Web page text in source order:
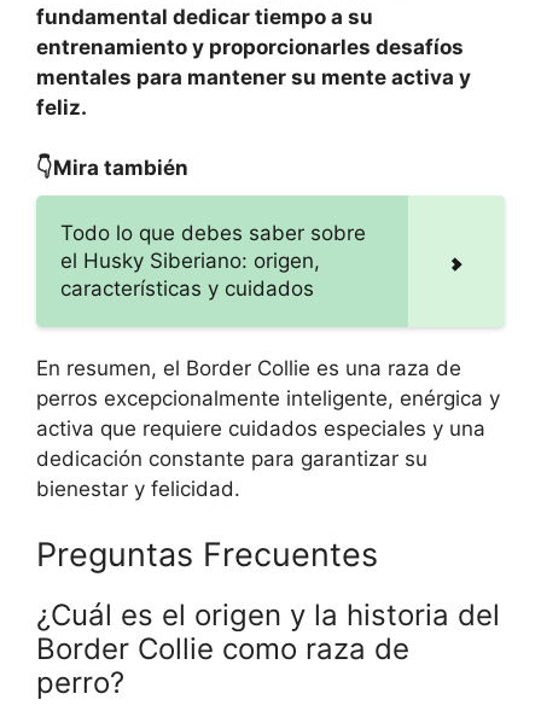
fundamental dedicar tiempo a su
entrenamiento y proporcionarles desafíos
mentales para mantener su mente activa y
feliz.
👇Mira también
Todo lo que debes saber sobre
el Husky Siberiano: origen,
características y cuidados
En resumen, el Border Collie es una raza de
perros excepcionalmente inteligente, enérgica y
activa que requiere cuidados especiales y una
dedicación constante para garantizar su
bienestar y felicidad.
Preguntas Frecuentes
¿Cuál es el origen y la historia del
Border Collie como raza de
perro?